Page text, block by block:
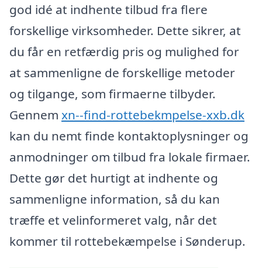
god idé at indhente tilbud fra flere
forskellige virksomheder. Dette sikrer, at
du får en retfærdig pris og mulighed for
at sammenligne de forskellige metoder
og tilgange, som firmaerne tilbyder.
Gennem xn--find-rottebekmpelse-xxb.dk
kan du nemt finde kontaktoplysninger og
anmodninger om tilbud fra lokale firmaer.
Dette gør det hurtigt at indhente og
sammenligne information, så du kan
træffe et velinformeret valg, når det
kommer til rottebekæmpelse i Sønderup.